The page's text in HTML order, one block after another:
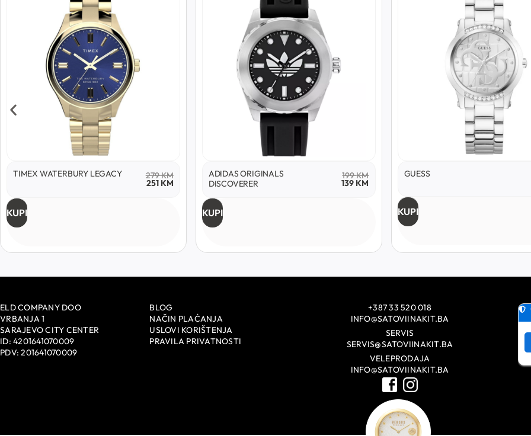
TIMEX WATERBURY LEGACY 279KM
251 KM
KUPI
ADIDAS ORIGINALS
DISCOVERER
199KM
139 KM
KUPI
GUESS
KUPI
ELD COMPANY DOO
VRBANJA 1
SARAJEVO CITY CENTER
ID: 4201641070009
PDV: 201641070009
BLOG
NAČIN PLAĆANJA
USLOVI KORIŠTENJA
PRAVILA PRIVATNOSTI
+387 33 520 018
INFO@SATOVIINAKIT.BA
SERVIS
SERVIS@SATOVIINAKIT.BA
VELEPRODAJA
INFO@SATOVIINAKIT.BA